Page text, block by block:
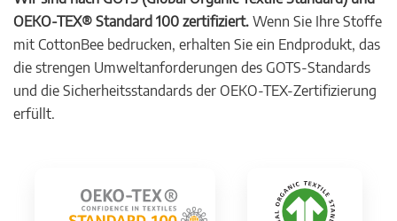
OEKO-TEX® Standard 100 zertifiziert. Wenn Sie Ihre Stoffe
mit CottonBee bedrucken, erhalten Sie ein Endprodukt, das
die strengen Umweltanforderungen des GOTS-Standards
und die Sicherheitsstandards der OEKO-TEX-Zertifizierung
erfüllt.